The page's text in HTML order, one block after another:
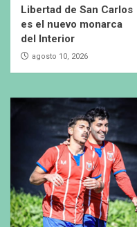
Libertad de San Carlos
es el nuevo monarca
del Interior
agosto 10, 2026